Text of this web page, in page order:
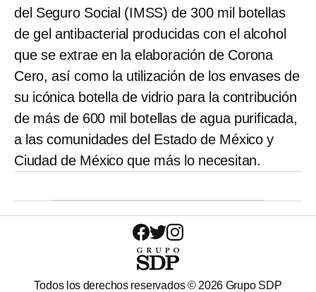
del Seguro Social (IMSS) de 300 mil botellas
de gel antibacterial producidas con el alcohol
que se extrae en la elaboración de Corona
Cero, así como la utilización de los envases de
su icónica botella de vidrio para la contribución
de más de 600 mil botellas de agua purificada,
a las comunidades del Estado de México y
Ciudad de México que más lo necesitan.
Todos los derechos reservados © 2026 Grupo SDP